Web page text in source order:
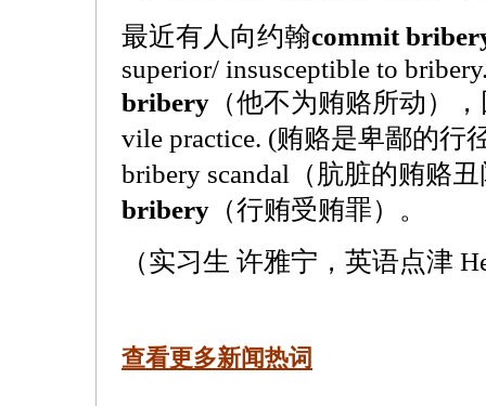
最近有人向约翰commit
superior/ insusceptible to
bribery （他不为贿赂所动）
vile practice. (贿赂是卑鄙的行
bribery scandal（肮脏的贿赂
bribery （行贿受贿罪）。
（实习生 许雅宁，英语点津
查看更多新闻热词